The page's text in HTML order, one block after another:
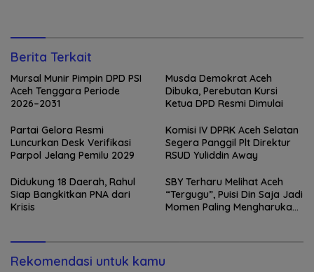
Berita Terkait
Mursal Munir Pimpin DPD PSI
Aceh Tenggara Periode
2026–2031
Musda Demokrat Aceh
Dibuka, Perebutan Kursi
Ketua DPD Resmi Dimulai
Partai Gelora Resmi
Luncurkan Desk Verifikasi
Parpol Jelang Pemilu 2029
Komisi IV DPRK Aceh Selatan
Segera Panggil Plt Direktur
RSUD Yuliddin Away
Didukung 18 Daerah, Rahul
Siap Bangkitkan PNA dari
Krisis
SBY Terharu Melihat Aceh
“Tergugu”, Puisi Din Saja Jadi
Momen Paling Mengharukan
Rekomendasi untuk kamu